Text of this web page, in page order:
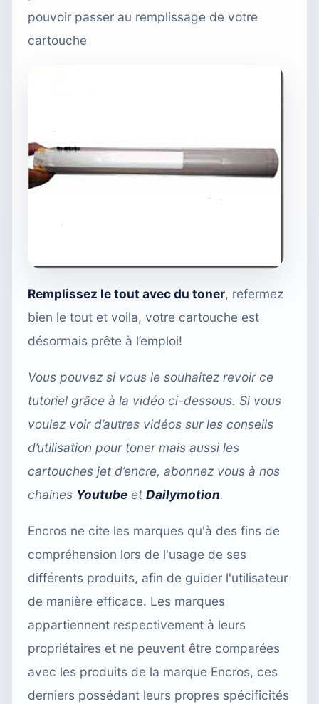
pouvoir passer au remplissage de votre
cartouche
Remplissez le tout avec du toner, refermez
bien le tout et voila, votre cartouche est
désormais prête à l’emploi!
Vous pouvez si vous le souhaitez revoir ce
tutoriel grâce à la vidéo ci-dessous. Si vous
voulez voir d’autres vidéos sur les conseils
d’utilisation pour toner mais aussi les
cartouches jet d’encre, abonnez vous à nos
chaines Youtube et Dailymotion.
Encros ne cite les marques qu'à des fins de
compréhension lors de l'usage de ses
différents produits, afin de guider l'utilisateur
de manière efficace. Les marques
appartiennent respectivement à leurs
propriétaires et ne peuvent être comparées
avec les produits de la marque Encros, ces
derniers possédant leurs propres spécificités